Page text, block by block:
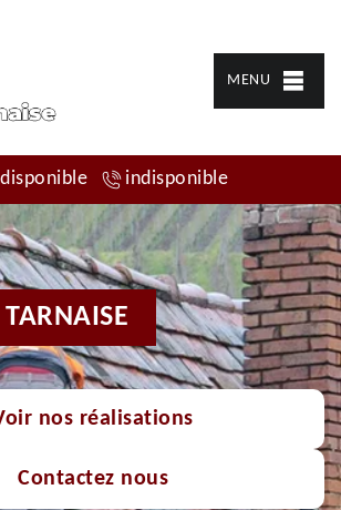
MENU
indisponible
nos réalisations
Contactez nous